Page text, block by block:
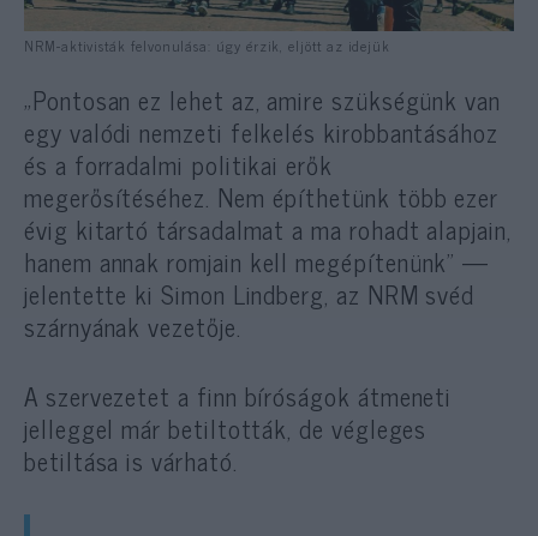
NRM-aktivisták felvonulása: úgy érzik, eljött az idejük
„Pontosan ez lehet az, amire szükségünk van
egy valódi nemzeti felkelés kirobbantásához
és a forradalmi politikai erők
megerősítéséhez. Nem építhetünk több ezer
évig kitartó társadalmat a ma rohadt alapjain,
hanem annak romjain kell megépítenünk” —
jelentette ki Simon Lindberg, az NRM svéd
szárnyának vezetője.
A szervezetet a finn bíróságok átmeneti
jelleggel már betiltották, de végleges
betiltása is várható.